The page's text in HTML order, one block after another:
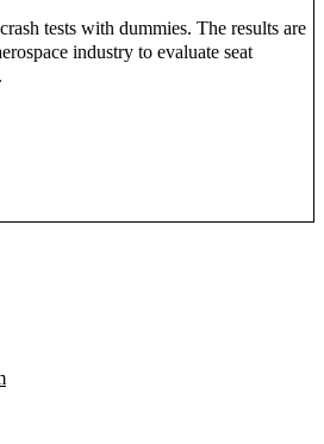
tests with dummies. The results are
industry to evaluate seat